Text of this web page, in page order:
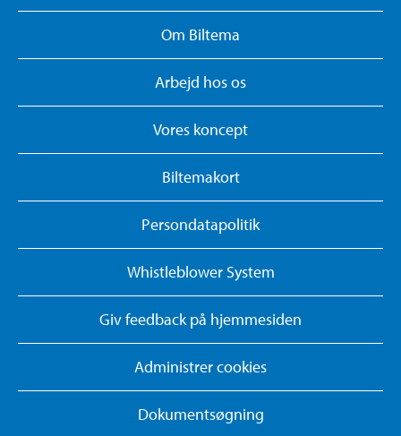
Om Biltema
Arbejd hos os
Vores koncept
Biltemakort
Persondatapolitik
Whistleblower System
Giv feedback på hjemmesiden
Administrer cookies
Dokumentsøgning